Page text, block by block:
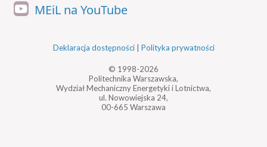
MEiL na YouTube
Deklaracja dostępności| Polityka prywatności
© 1998-2026
Politechnika Warszawska,
Wydział Mechaniczny Energetyki i Lotnictwa,
ul. Nowowiejska 24,
00-665 Warszawa